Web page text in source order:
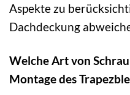
Aspekte zu
Dachdeckung
Welche Art von
Montage des